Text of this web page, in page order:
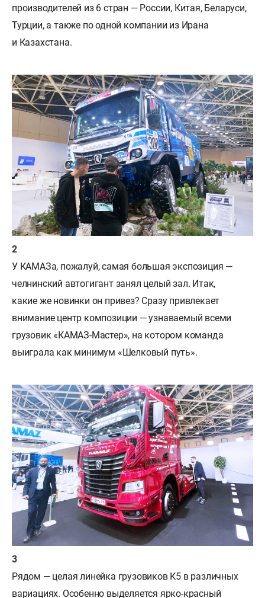
производителей из 6 стран — России, Китая, Беларуси,
Турции, а также по одной компании из Ирана
и Казахстана.
У КАМАЗа, пожалуй, самая большая экспозиция —
челнинский автогигант занял целый зал. Итак,
какие же новинки он привез? Сразу привлекает
внимание центр композиции — узнаваемый всеми
грузовик «КАМАЗ-Мастер», на котором команда
выиграла как минимум «Шелковый путь».
Рядом — целая линейка грузовиков К5 в различных
вариациях. Особенно выделяется ярко-красный